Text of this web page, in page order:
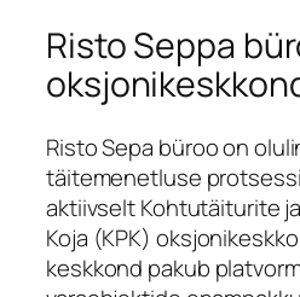
Risto Seppa
Risto Sepa büroo on
täitemenetluse
aktiivselt Kohtutäiturite
Koja (KPK)
keskkond pakub